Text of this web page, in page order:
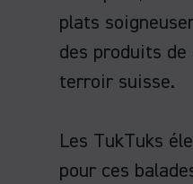
plats
des produits de
terroir suisse.
Les TukTuks
pour ces